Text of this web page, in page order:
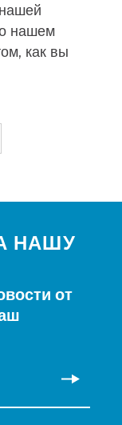
нашем
как вы
НАШУ
от